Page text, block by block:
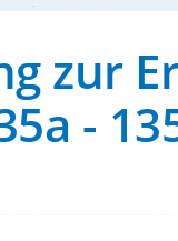
zur
-